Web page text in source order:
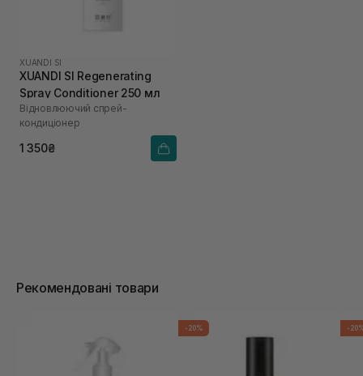
XUANDI SI
XUANDI SI Regenerating
Spray Conditioner 250 мл
Відновлюючий спрей-
кондиціонер
1 350₴
Рекомендовані товари
-20% -